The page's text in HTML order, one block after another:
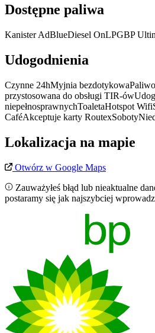
Dostępne paliwa
Kanister AdBlueDiesel OnLPGBP
Udogodnienia
Czynne 24hMyjnia bezdotykowa
przystosowana do obsługi TIR-ów
niepełnosprawnychToaletaHotspot Wifi
CaféAkceptuje karty RoutexSoboty
Lokalizacja na mapie
−
Otwórz w Google Maps
Zauważyłeś błąd lub nieaktualne
postaramy się jak najszybciej